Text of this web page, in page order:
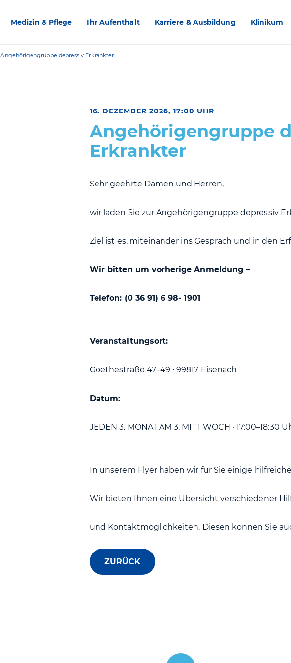
Medizin & Pflege Ihr Aufenthalt Karriere & Ausbildung Klinikum
Angehörigengruppe depressiv Erkrankter
16. DEZEMBER 2026, 17:00 UHR
Angehörigengruppe
Erkrankter
Sehr geehrte Damen und Herren,
wir laden Sie zur Angehörigengruppe depressiv
Ziel ist es, miteinander ins Gespräch und in den
Wir bitten um vorherige Anmeldung –
Telefon: (0 36 91) 6 98- 1901
Veranstaltungsort:
Goethestraße 47–49 ∙ 99817 Eisenach
Datum:
JEDEN 3. MONAT AM 3. MITT WOCH · 17:00–18:30
In unserem Flyer haben wir für Sie einige
Wir bieten Ihnen eine Übersicht verschiedener
und Kontaktmöglichkeiten. Diesen können Sie
ZURÜCK